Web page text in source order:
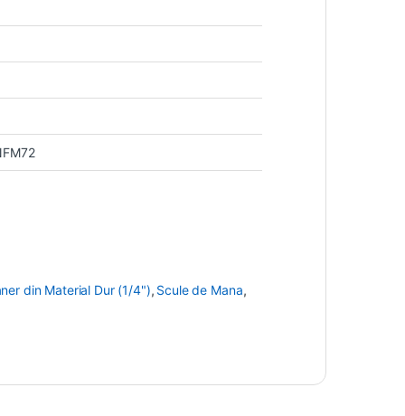
din Material Dur (1/4"), Scule de Mana,